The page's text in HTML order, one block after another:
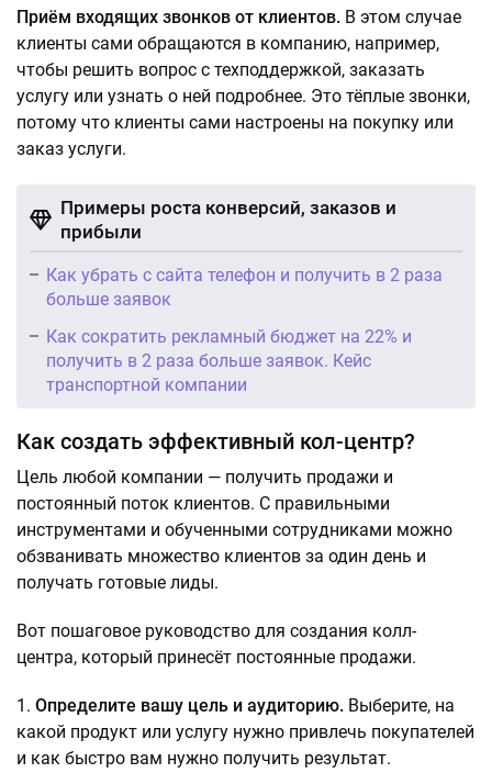
Приём входящих звонков от клиентов. В этом случае
клиенты сами обращаются в компанию, например,
чтобы решить вопрос с техподдержкой, заказать
услугу или узнать о ней подробнее. Это тёплые звонки,
потому что клиенты сами настроены на покупку или
заказ услуги.
Примеры роста конверсий, заказов и
прибыли
Как убрать с сайта телефон и получить в 2 раза
больше заявок
Как сократить рекламный бюджет на 22% и
получить в 2 раза больше заявок. Кейс
транспортной компании
Как создать эффективный кол-центр?
Цель любой компании — получить продажи и
постоянный поток клиентов. С правильными
инструментами и обученными сотрудниками можно
обзванивать множество клиентов за один день и
получать готовые лиды.
Вот пошаговое руководство для создания колл-
центра, который принесёт постоянные продажи.
Определите вашу цель и аудиторию. Выберите, на
какой продукт или услугу нужно привлечь покупателей
и как быстро вам нужно получить результат.